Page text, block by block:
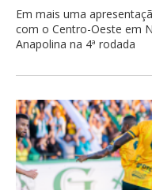
Em mais uma
com o Centro-Oeste em
Anapolina na 4ª rodada